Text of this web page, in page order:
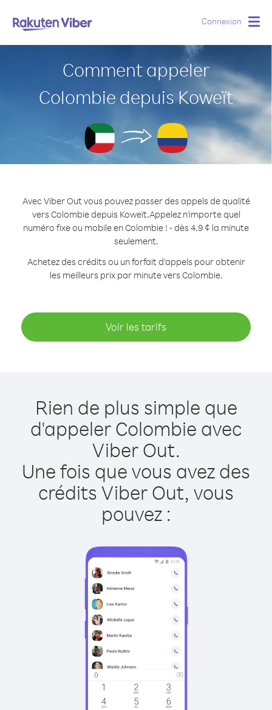
Connexion
Comment appeler
Colombie depuis Koweït
Avec Viber Out vous pouvez passer des appels de qualité
vers Colombie depuis Koweït.Appelez n'importe quel
numéro fixe ou mobile en Colombie ! - dès 4.9 ¢ la minute
seulement.
Achetez des crédits ou un forfait d’appels pour obtenir
les meilleurs prix par minute vers Colombie.
Voir les tarifs
Rien de plus simple que
d'appeler Colombie avec
Viber Out.
Une fois que vous avez des
crédits Viber Out, vous
pouvez :